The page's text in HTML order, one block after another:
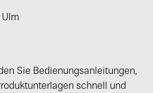
Ulm
Sie Bedienungsanleitungen,
schnell und